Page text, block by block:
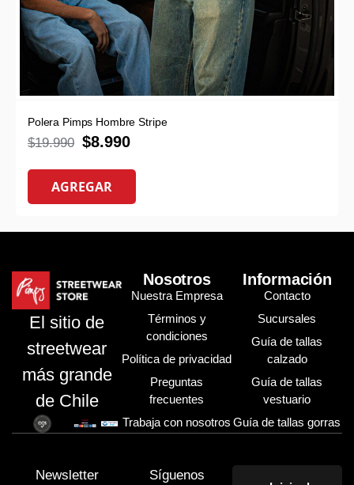
Polera Pimps Hombre Stripe
$19.990 $8.990
AGREGAR
El sitio de
streetwear
más grande
de Chile
Nosotros
Nuestra Empresa
Términos y
condiciones
Política de privacidad
Preguntas
frecuentes
Trabaja con nosotros
Información
Contacto
Sucursales
Guía de tallas
calzado
Guía de tallas
vestuario
Guía de tallas gorras
Newsletter Síguenos